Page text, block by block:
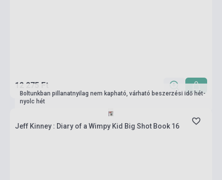
12 275 Ft
Boltunkban pillanatnyilag nem kapható, várható beszerzési idő hét-
nyolc hét
Jeff Kinney : Diary of a Wimpy Kid Big Shot Book 16